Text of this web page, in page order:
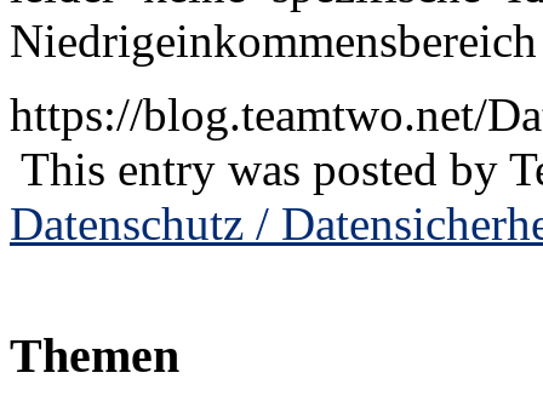
https://blog.teamtwo.net/
This entry was posted by
Datenschutz /
Themen